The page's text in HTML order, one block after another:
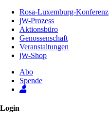
Inhalt
Seite
Rosa-Luxemburg-Konferenz
jW-Prozess
Aktionsbüro
Genossenschaft
Veranstaltungen
jW-Shop
Abo
Spende
Login